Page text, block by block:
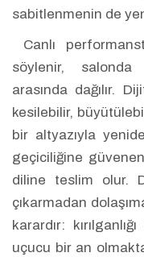
sabitlenmenin de
Canlı
söylenir, salonda
arasında dağılır.
kesilebilir,
bir altyazıyla
geçiciliğine
diline teslim olur.
çıkarmadan
karardır:
uçucu bir an